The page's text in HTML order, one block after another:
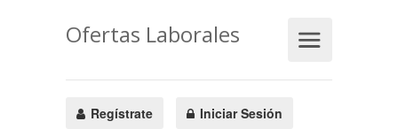
Ofertas Laborales
Regístrate Iniciar Sesión